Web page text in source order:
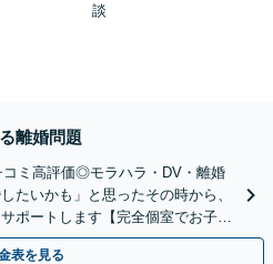
談
離婚問題
コミ高評価◎モラハラ・DV・離婚
たいかも」と思ったその時から、
ポートします【完全個室でお子さ
ケ谷駅5分】
表を見る